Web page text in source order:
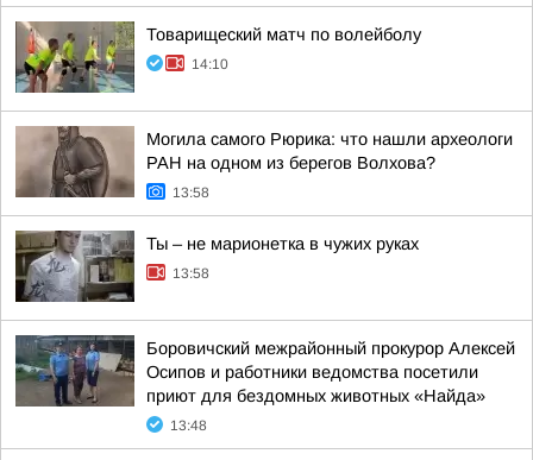
Товарищеский матч по волейболу
14:10
Могила самого Рюрика: что нашли археологи
РАН на одном из берегов Волхова?
13:58
Ты – не марионетка в чужих руках
13:58
Боровичский межрайонный прокурор Алексей
Осипов и работники ведомства посетили
приют для бездомных животных «Найда»
13:48